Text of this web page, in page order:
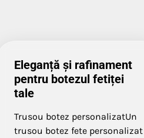
Eleganță și rafinament
pentru botezul fetiței
tale
Trusou botez personalizatUn
trusou botez fete personalizat